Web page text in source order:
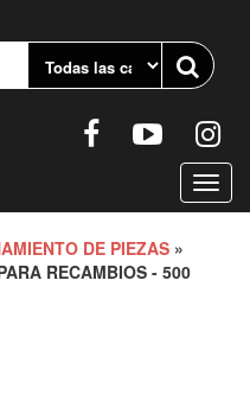
DE PIEZAS »
RECAMBIOS - 500